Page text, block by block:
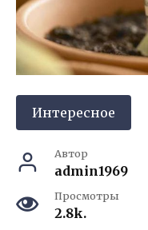
Интересное
Автор
admin1969
Просмотры
2.8k.